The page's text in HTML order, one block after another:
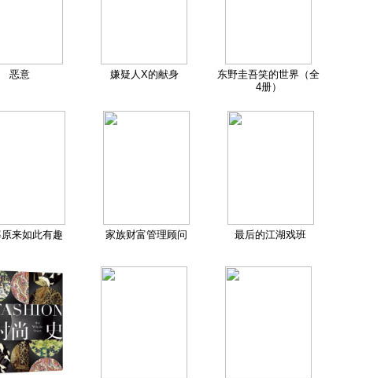
恶意 嫌疑人X的献身
东野圭吾笑的世界（全
4册）
来如此有趣 家族财富管理顾问 最后的江湖戏班